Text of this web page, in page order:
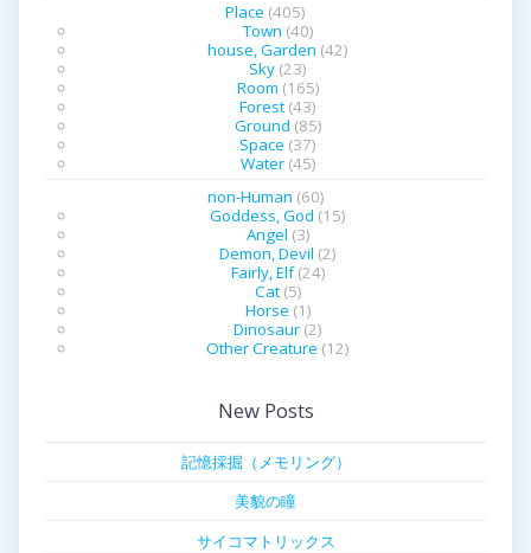
Place (405)
Town (40)
house, Garden (42)
Sky (23)
Room (165)
Forest (43)
Ground (85)
Space (37)
Water(45)
non-Human (60)
Goddess, God (15)
Angel (3)
Demon, Devil (2)
Fairly, Elf(24)
Cat(5)
Horse (1)
Dinosaur (2)
Other Creature (12)
New Posts
記憶採掘（メモリング）
美貌の瞳
サイコマトリックス